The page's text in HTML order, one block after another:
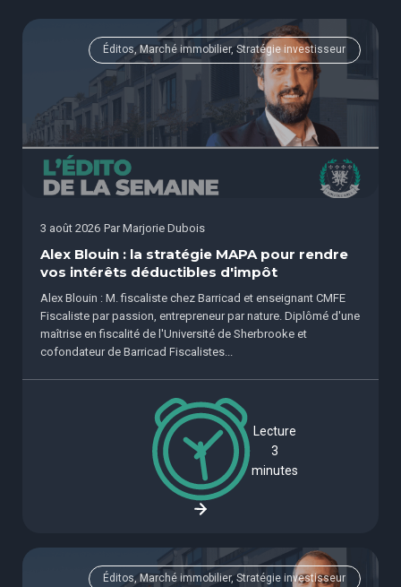
Éditos, Marché immobilier, Stratégie investisseur
3 août 2026 Par Marjorie Dubois
Alex Blouin : la stratégie MAPA pour rendre
vos intérêts déductibles d'impôt
Alex Blouin : M. fiscaliste chez Barricad et enseignant CMFE
Fiscaliste par passion, entrepreneur par nature. Diplômé d'une
maîtrise en fiscalité de l'Université de Sherbrooke et
cofondateur de Barricad Fiscalistes...
Lecture
3
minutes
Éditos, Marché immobilier, Stratégie investisseur